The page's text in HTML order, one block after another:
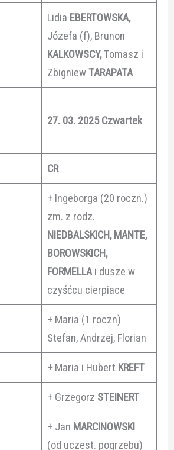
Lidia EBERTOWSKA,
Józefa (f), Brunon
KALKOWSCY,Tomasz i
ZbigniewTARAPATA
27. 03. 2025 Czwartek
CR
+ Ingeborga (20 roczn.)
zm. z rodz.
NIEDBALSKICH, MANTE,
BOROWSKICH,
FORMELLA i dusze w
czyśćcu cierpiace
+ Maria (1 roczn)
Stefan, Andrzej, Florian
+Maria i Hubert KREFT
+ Grzegorz STEINERT
+ Jan MARCINOWSKI
(od uczest. pogrzebu)